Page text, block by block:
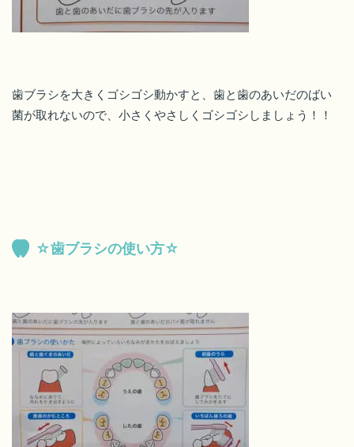
歯ブラシを大きくゴシゴシ動かすと、歯と歯のあいだのばい
菌が取れないので、小さくやさしくゴシゴシしましょう！！
☆歯ブラシの使い方☆